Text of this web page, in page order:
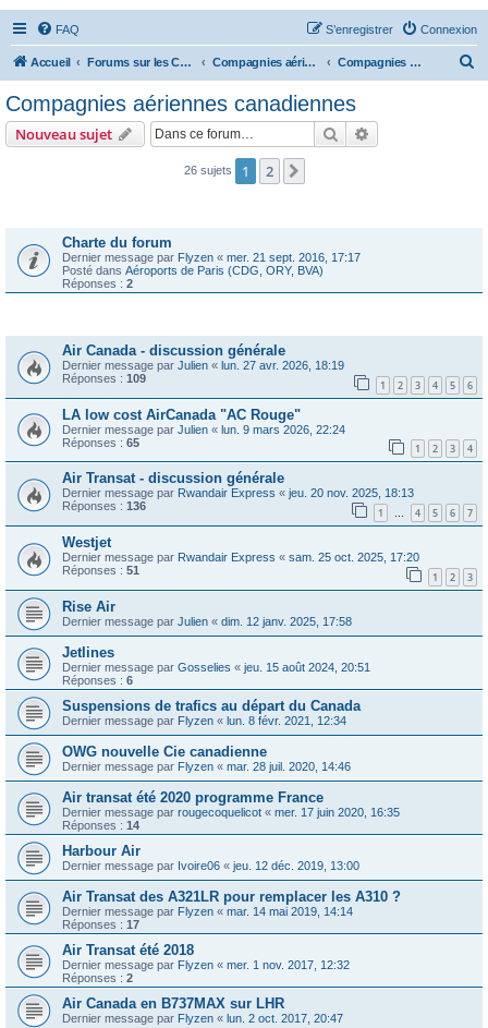
FAQ Connexion
S’enregistrer
Accueil Forums sur les Compagnies Aériennes Compagnies aériennes des Amériques Compagnies aériennes canadiennes
r
Compagnies aériennes canadiennes
Nouveau sujet Rechercher
26 sujets 1 2
Charte du forum
Dernier message par Flyzen « mer. 21 sept. 2016, 17:17
Posté dans Aéroports de Paris (CDG, ORY, BVA)
Réponses : 2
Air Canada - discussion générale
Dernier message par Julien « lun. 27 avr. 2026, 18:19
Réponses : 109 1 2 3 4 5 6
LA low cost AirCanada "AC Rouge"
Dernier message par Julien « lun. 9 mars 2026, 22:24
Réponses : 65 1 2 3 4
Air Transat - discussion générale
Dernier message par Rwandair Express « jeu. 20 nov. 2025, 18:13
Réponses : 136 1 … 4 5 6 7
Westjet
Dernier message par Rwandair Express « sam. 25 oct. 2025, 17:20
Réponses : 51 1 2 3
Rise Air
Dernier message par Julien « dim. 12 janv. 2025, 17:58
Jetlines
Dernier message par Gosselies « jeu. 15 août 2024, 20:51
Réponses : 6
Suspensions de trafics au départ du Canada
Dernier message par Flyzen « lun. 8 févr. 2021, 12:34
OWG nouvelle Cie canadienne
Dernier message par Flyzen « mar. 28 juil. 2020, 14:46
Air transat été 2020 programme France
Dernier message par rougecoquelicot « mer. 17 juin 2020, 16:35
Réponses : 14
Harbour Air
Dernier message par Ivoire06 « jeu. 12 déc. 2019, 13:00
Air Transat des A321LR pour remplacer les A310 ?
Dernier message par Flyzen « mar. 14 mai 2019, 14:14
Réponses : 17
Air Transat été 2018
Dernier message par Flyzen « mer. 1 nov. 2017, 12:32
Réponses : 2
Air Canada en B737MAX sur LHR
Dernier message par Flyzen « lun. 2 oct. 2017, 20:47